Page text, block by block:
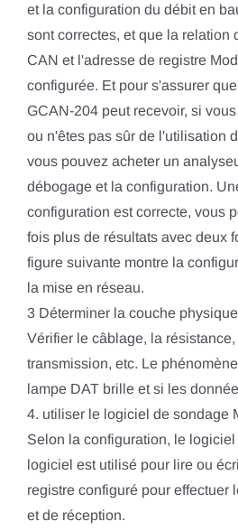
et la configuration du débit en
sont correctes, et que la relation
CAN et l'adresse de registre
configurée. Et pour s'assurer
GCAN-204 peut recevoir, si
ou n'êtes pas sûr de l'utilisation
vous pouvez acheter un
débogage et la configuration.
configuration est correcte, vous
fois plus de résultats avec deux
figure suivante montre la
la mise en réseau.
3 Déterminer la couche
Vérifier le câblage, la
transmission, etc. Le
lampe DAT brille et si les
4. utiliser le logiciel de sondage
Selon la configuration, le
logiciel est utilisé pour lire ou
registre configuré pour effectuer
et de réception.